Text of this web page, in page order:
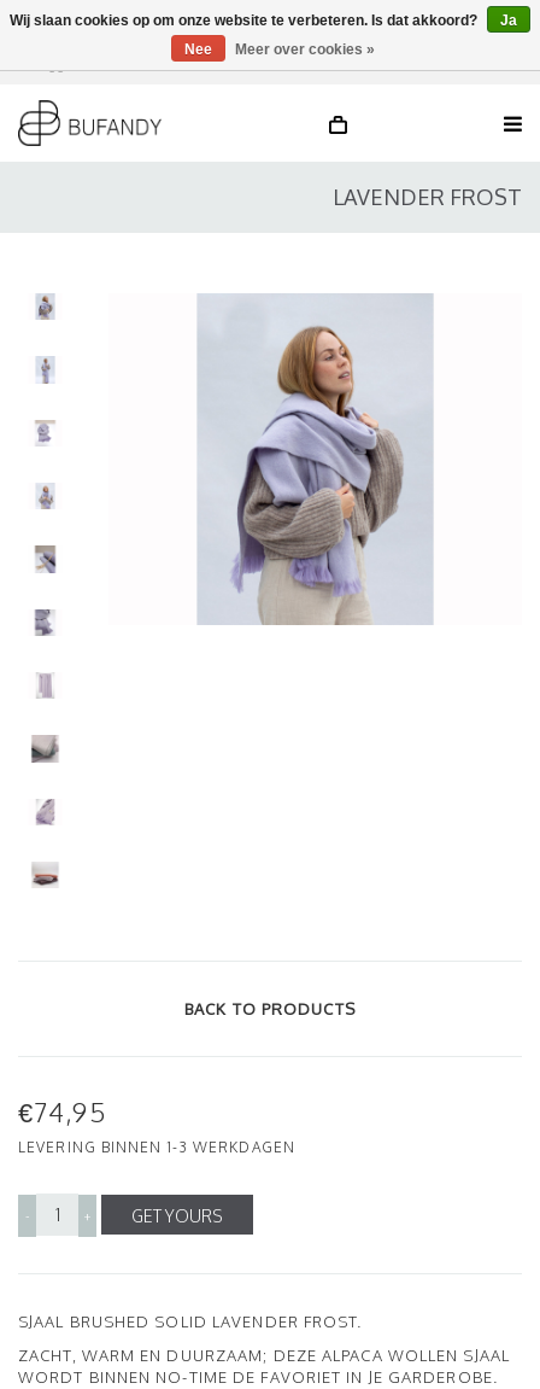
DE / EN
LAVENDER FROST
BACK TO PRODUCTS
€74,95
LEVERING BINNEN 1-3 WERKDAGEN
- + GET YOURS
SJAAL BRUSHED SOLID LAVENDER FROST.
ZACHT, WARM EN DUURZAAM; DEZE ALPACA WOLLEN SJAAL
WORDT BINNEN NO-TIME DE FAVORIET IN JE GARDEROBE.
Wij slaan cookies op om onze website te verbeteren. Is dat akkoord?
Ja
Nee
Meer over cookies »